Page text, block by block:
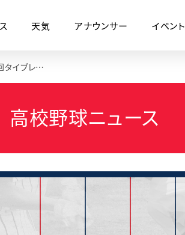
天気 アナウンサー イベント
湯沢が第２シード鹿角を破る 延長１０回タイブレーク制す【夢球場２０２６】
高校野球ニュース